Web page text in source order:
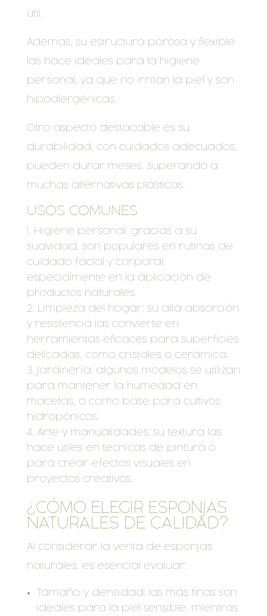
útil.
Además, su estructura porosa y flexible
las hace ideales para la higiene
personal, ya que no irritan la piel y son
hipoalergénicas.
Otro aspecto destacable es su
durabilidad, con cuidados adecuados,
pueden durar meses, superando a
muchas alternativas plásticas.
USOS COMUNES
Higiene personal: gracias a su
suavidad, son populares en rutinas de
cuidado facial y corporal,
especialmente en la aplicación de
productos naturales.
Limpieza del hogar: su alta absorción
y resistencia las convierte en
herramientas eficaces para superficies
delicadas, como cristales o cerámica.
Jardinería: algunos modelos se utilizan
para mantener la humedad en
macetas, o como base para cultivos
hidropónicos.
Arte y manualidades: su textura las
hace útiles en técnicas de pintura o
para crear efectos visuales en
proyectos creativos.
¿CÓMO ELEGIR ESPONJAS
NATURALES DE CALIDAD?
Al considerar la venta de esponjas
naturales, es esencial evaluar:
Tamaño y densidad: las más finas son
ideales para la piel sensible, mientras